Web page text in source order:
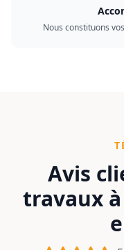
Nous constituons
Avis
travaux à